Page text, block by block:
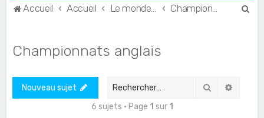
Accueil Accueil
Championnats anglais
Nouveau sujet Rechercher
6 sujets • Page 1 sur 1